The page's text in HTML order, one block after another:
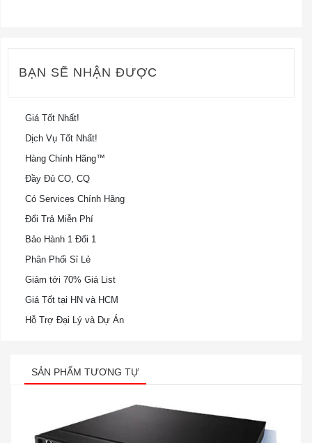
BẠN SẼ NHẬN ĐƯỢC
Giá Tốt Nhất!
Dịch Vụ Tốt Nhất!
Hàng Chính Hãng™
Đầy Đủ CO, CQ
Có Services Chính Hãng
Đổi Trả Miễn Phí
Bảo Hành 1 Đổi 1
Phân Phối Sỉ Lẻ
Giảm tới 70% Giá List
Giá Tốt tại HN và HCM
Hỗ Trợ Đại Lý và Dự Án
SẢN PHẨM TƯƠNG TỰ